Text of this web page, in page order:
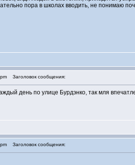
пора в школах вводить, не понимаю
Заголовок сообщения:
день по улице Бурдэнко, так мля
Заголовок сообщения: